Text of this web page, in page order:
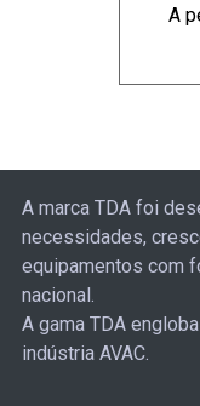
A
A marca TDA foi
necessidades,
equipamentos com
nacional.
A gama TDA
indústria AVAC.